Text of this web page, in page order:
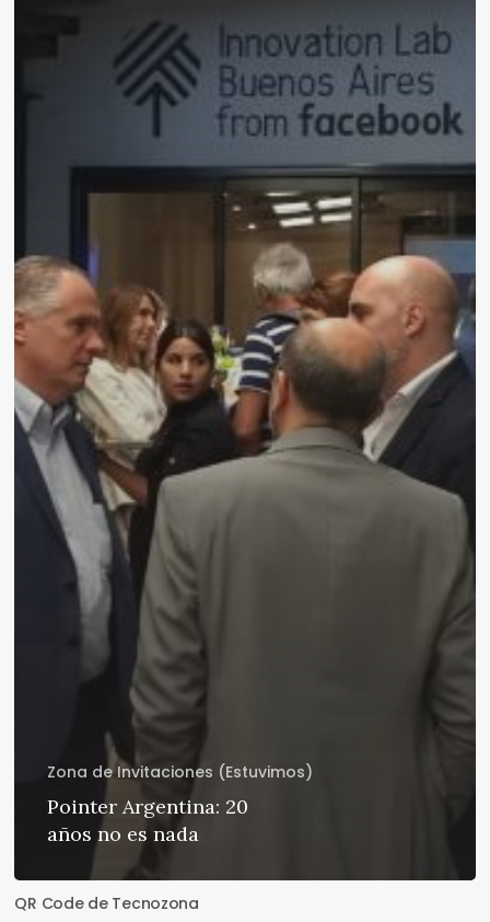
Zona de Invitaciones (Estuvimos)
Pointer Argentina: 20
años no es nada
QR Code de Tecnozona